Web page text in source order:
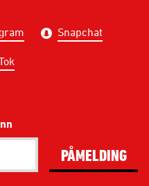
Snapchat
PÅMELDING